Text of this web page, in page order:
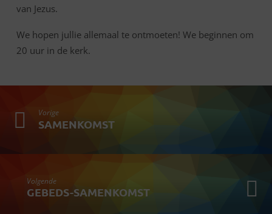
van Jezus.
We hopen jullie allemaal te ontmoeten! We beginnen om
20 uur in de kerk.
Vorige
SAMENKOMST
Volgende
GEBEDS-SAMENKOMST